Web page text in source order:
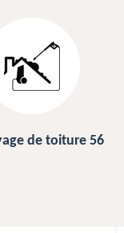
ardoise et toiture 56